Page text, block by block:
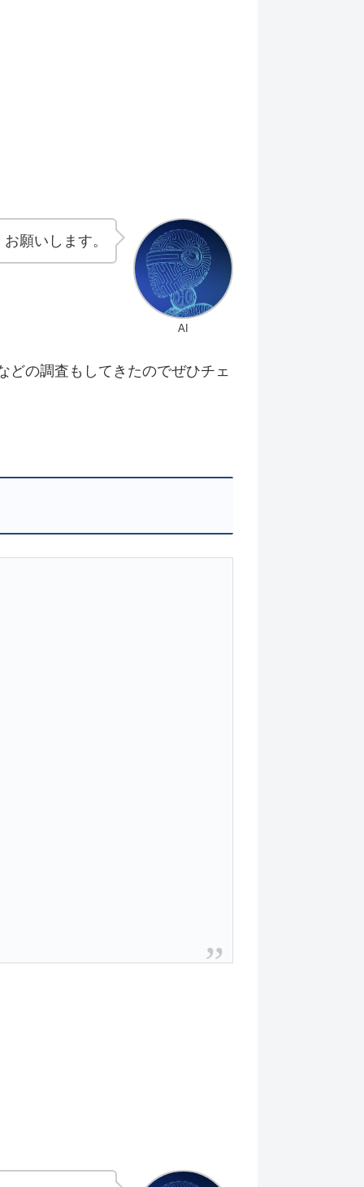
AI
願いします。
どの調査もしてきたのでぜひチェ